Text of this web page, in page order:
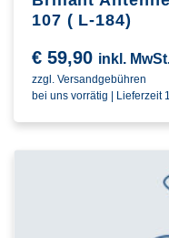
107 ( L-184)
€ 59,90 inkl.
zzgl. Versandgebühren
bei uns vorrätig | Lieferzeit